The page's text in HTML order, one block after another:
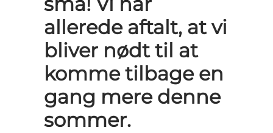
allerede aftalt, at vi
bliver nødt til at
komme tilbage en
gang mere denne
sommer.